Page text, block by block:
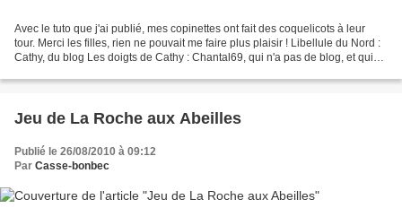
Avec le tuto que j'ai publié, mes copinettes ont fait des coquelicots à leur
tour. Merci les filles, rien ne pouvait me faire plus plaisir ! Libellule du Nord :
Cathy, du blog Les doigts de Cathy : Chantal69, qui n'a pas de blog, et qui
Jeu de La Roche aux Abeilles
Publié le 26/08/2010 à 09:12
Par Casse-bonbec